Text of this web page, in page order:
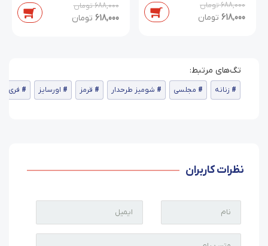
688,000تومان
618,000 تومان
688,000تومان
618,000 تومان
زنانه مجلسی شومیز طرحدار قرمز اورسایز فری
نظرات کاربران